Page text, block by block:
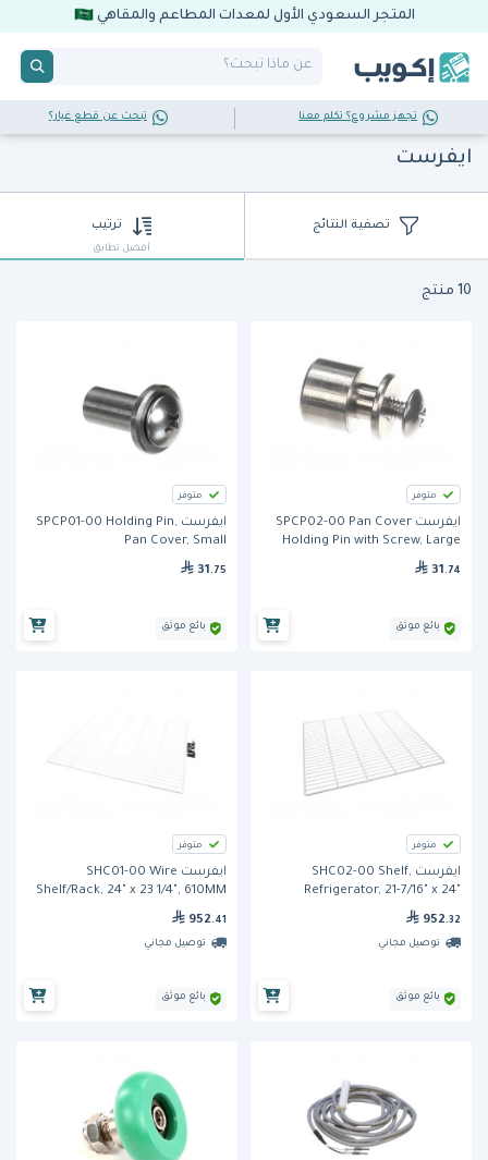
المتجر السعودي الأول لمعدات المطاعم والمقاهي
تجهز مشروع؟ تكلم معنا تبحث عن قطع غيار؟
ايفرست
تصفية النتائج ترتيب
أفضل تطابق
10 منتج
متوفر
ايفرست SPCP02-00 Pan Cover
Holding Pin with Screw, Large
31 .74
بائع موثق
متوفر
ايفرست SPCP01-00 Holding Pin,
Pan Cover, Small
31 .75
بائع موثق
متوفر
ايفرست SHC02-00 Shelf,
Refrigerator, 21-7/16" x 24"
(545mm x 610mm), White
952 .32
توصيل مجاني
بائع موثق
متوفر
ايفرست SHC01-00 Wire
Shelf/Rack, 24" x 23 1/4", 610MM
x 590MM, Epoxy Coated
952 .41
توصيل مجاني
بائع موثق